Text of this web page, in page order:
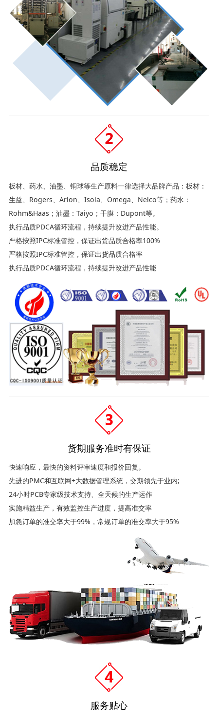
品质稳定
板材、药水、油墨、铜球等生产原料一律选择大品牌产品：板材：
生益、Rogers、Arlon、Isola、Omega、Nelco等；药水：
Rohm&Haas；油墨：Taiyo；干膜：Dupont等。
执行品质PDCA循环流程，持续提升改进产品性能。
严格按照IPC标准管控，保证出货品质合格率100%
严格按照IPC标准管控，保证出货品质合格率
执行品质PDCA循环流程，持续提升改进产品性能
货期服务准时有保证
快速响应，最快的资料评审速度和报价回复。
先进的PMC和互联网+大数据管理系统，交期领先于业内;
24小时PCB专家级技术支持、全天候的生产运作
实施精益生产，有效监控生产进度，提高准交率
加急订单的准交率大于99%，常规订单的准交率大于95%
服务贴心